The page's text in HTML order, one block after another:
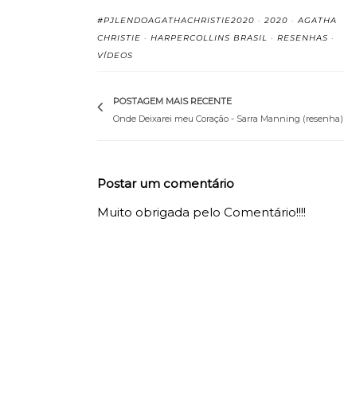
#PJLENDOAGATHACHRISTIE2020 · 2020 ·AGATHA
CHRISTIE · HARPERCOLLINS BRASIL · RESENHAS ·
VÍDEOS
POSTAGEM MAIS RECENTE
Onde Deixarei meu Coração - Sarra Manning (resenha)
Postar um comentário
Muito obrigada pelo Comentário!!!!